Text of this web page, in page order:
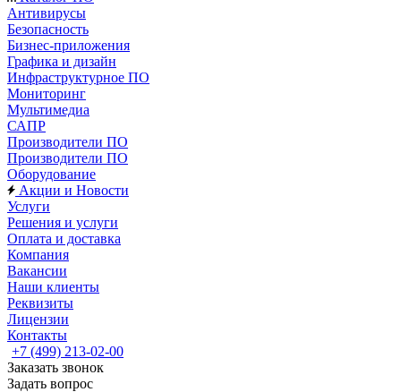
Антивирусы
Безопасность
Бизнес-приложения
Графика и дизайн
Инфраструктурное ПО
Мониторинг
Мультимедиа
САПР
Производители ПО
Производители ПО
Оборудование
Акции и Новости
Услуги
Решения и услуги
Оплата и доставка
Компания
Вакансии
Наши клиенты
Реквизиты
Лицензии
Контакты
+7 (499) 213-02-00
Заказать звонок
Задать вопрос